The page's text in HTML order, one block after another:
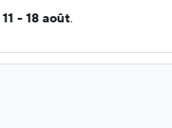
11 - 18 août.